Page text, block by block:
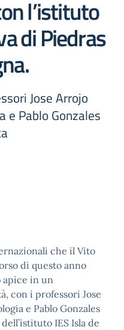
l’istituto
di Piedras
Jose Arrojo
e Pablo Gonzales
che il Vito
di questo anno
apice in un
con i professori Jose
e Pablo Gonzales
IES Isla de